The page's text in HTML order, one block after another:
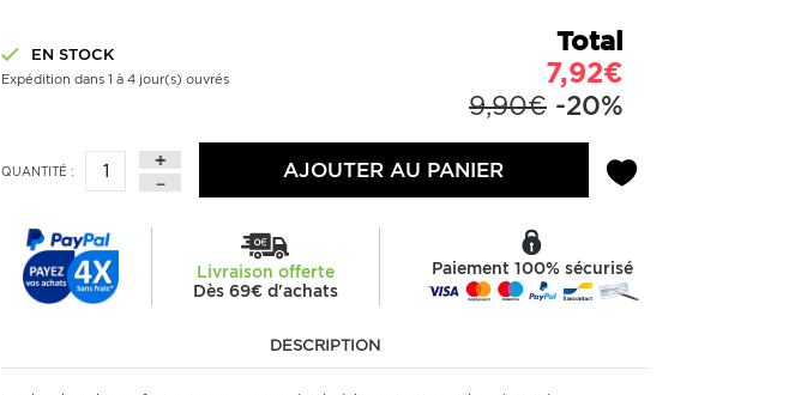
EN STOCK
Expédition dans 1 à 4 jour(s) ouvrés
Total
7,92€
9,90€ -20%
QUANTITÉ : AJOUTER AU PANIER
Livraison offerte
Dès 69€ d'achats
Paiement 100% sécurisé
DESCRIPTION